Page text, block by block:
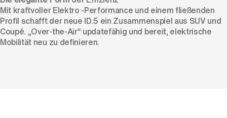
Mit kraftvoller Elektro -Performance und einem fließenden
Profil schafft der neue ID.5 ein Zusammenspiel aus SUV und
Coupé. „Over-the-Air“ updatefähig und bereit, elektrische
Mobilität neu zu definieren.